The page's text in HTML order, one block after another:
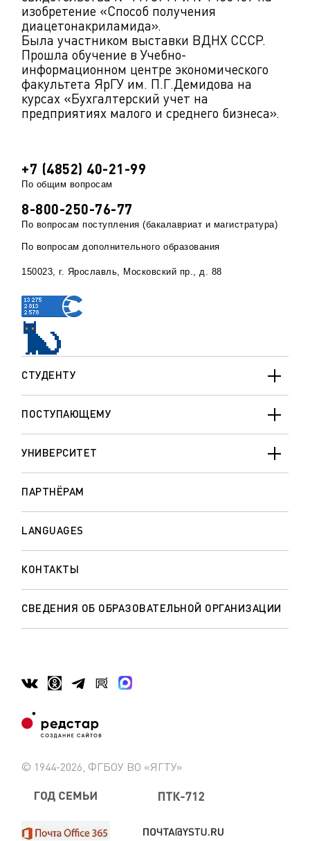
изобретение «Способ получения
диацетонакриламида».
Была участником выставки ВДНХ СССР.
Прошла обучение в Учебно-
информационном центре экономического
факультета ЯрГУ им. П.Г.Демидова на
курсах «Бухгалтерский учет на
предприятиях малого и среднего бизнеса».
СТУДЕНТУ
ПОСТУПАЮЩЕМУ
УНИВЕРСИТЕТ
ПАРТНЁРАМ
LANGUAGES
КОНТАКТЫ
СВЕДЕНИЯ ОБ ОБРАЗОВАТЕЛЬНОЙ ОРГАНИЗАЦИИ
+7 (4852) 40-21-99
По общим вопросам
8-800-250-76-77
По вопросам поступления (бакалавриат и магистратура)
По вопросам дополнительного образования
150023, г. Ярославль, Московский пр., д. 88
© 1944-2026, ФГБОУ ВО «ЯГТУ»